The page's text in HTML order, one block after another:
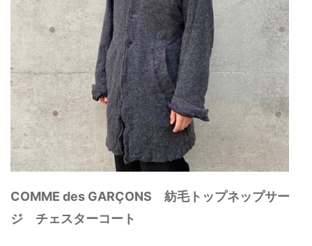
COMME des GARÇONS 紡毛トップネップサー
ジ チェスターコート